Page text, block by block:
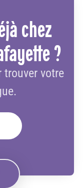
chez
?
trouver votre